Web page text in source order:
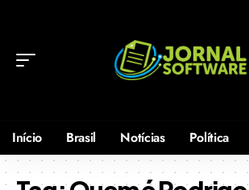
Início Brasil Notícias Política